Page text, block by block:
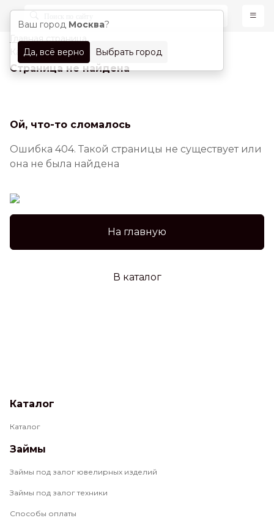
Главная страница
Каталог
Страница не найдена
Ой, что-то сломалось
Ошибка 404. Такой страницы не существует или
она не была найдена
На главную
В каталог
Каталог
Каталог
Займы
Займы под залог ювелирных изделий
Займы под залог техники
Способы оплаты
Ваш город Москва?
Да, всё верно Выбрать город